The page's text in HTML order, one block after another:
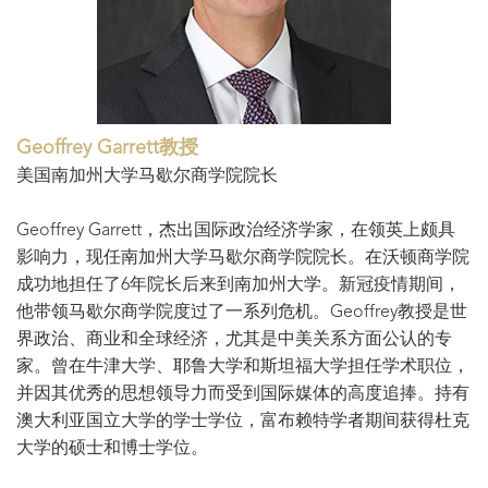
Geoffrey Garrett教授
美国南加州大学马歇尔商学院院长
Geoffrey Garrett，杰出国际政治经济学家，在领英上颇具
影响力，现任南加州大学马歇尔商学院院长。在沃顿商学院
成功地担任了6年院长后来到南加州大学。新冠疫情期间，
他带领马歇尔商学院度过了一系列危机。Geoffrey教授是世
界政治、商业和全球经济，尤其是中美关系方面公认的专
家。曾在牛津大学、耶鲁大学和斯坦福大学担任学术职位，
并因其优秀的思想领导力而受到国际媒体的高度追捧。持有
澳大利亚国立大学的学士学位，富布赖特学者期间获得杜克
大学的硕士和博士学位。